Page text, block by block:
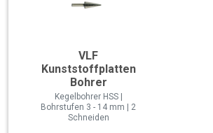
VLF
Kunststoffplatten
Bohrer
Kegelbohrer HSS |
Bohrstufen 3 - 14 mm | 2
Schneiden